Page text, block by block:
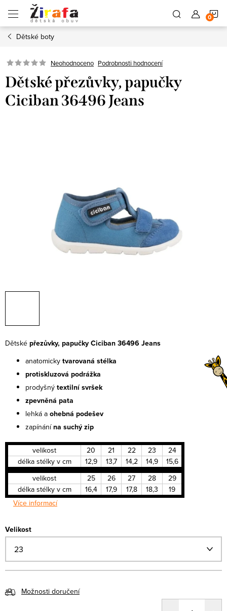
obsah
Dětské boty
Neohodnoceno Podrobnosti hodnocení
Dětské přezůvky, papučky
Ciciban 36496 Jeans
Dětské přezůvky, papučky Ciciban 36496 Jeans
anatomicky tvarovaná stélka
protiskluzová podrážka
prodyšný textilní svršek
zpevněná pata
lehká a ohebná podešev
zapínánína suchý zip
velikost 20 21 22 23
24
délka stélky v cm
12,9 13,7 14,2 14,9
15,6
velikost
25 26 27 28
29
délka stélky v cm
16,4 17,9 17,8 18,3
19
Více informací
Velikost
Možnosti doručení